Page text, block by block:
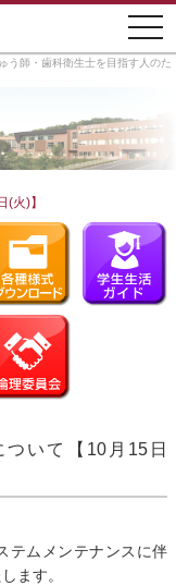
う師・歯科衛生士を目指す人のた
火)】
ついて【10月15日
テムメンテナンスに伴
ます。